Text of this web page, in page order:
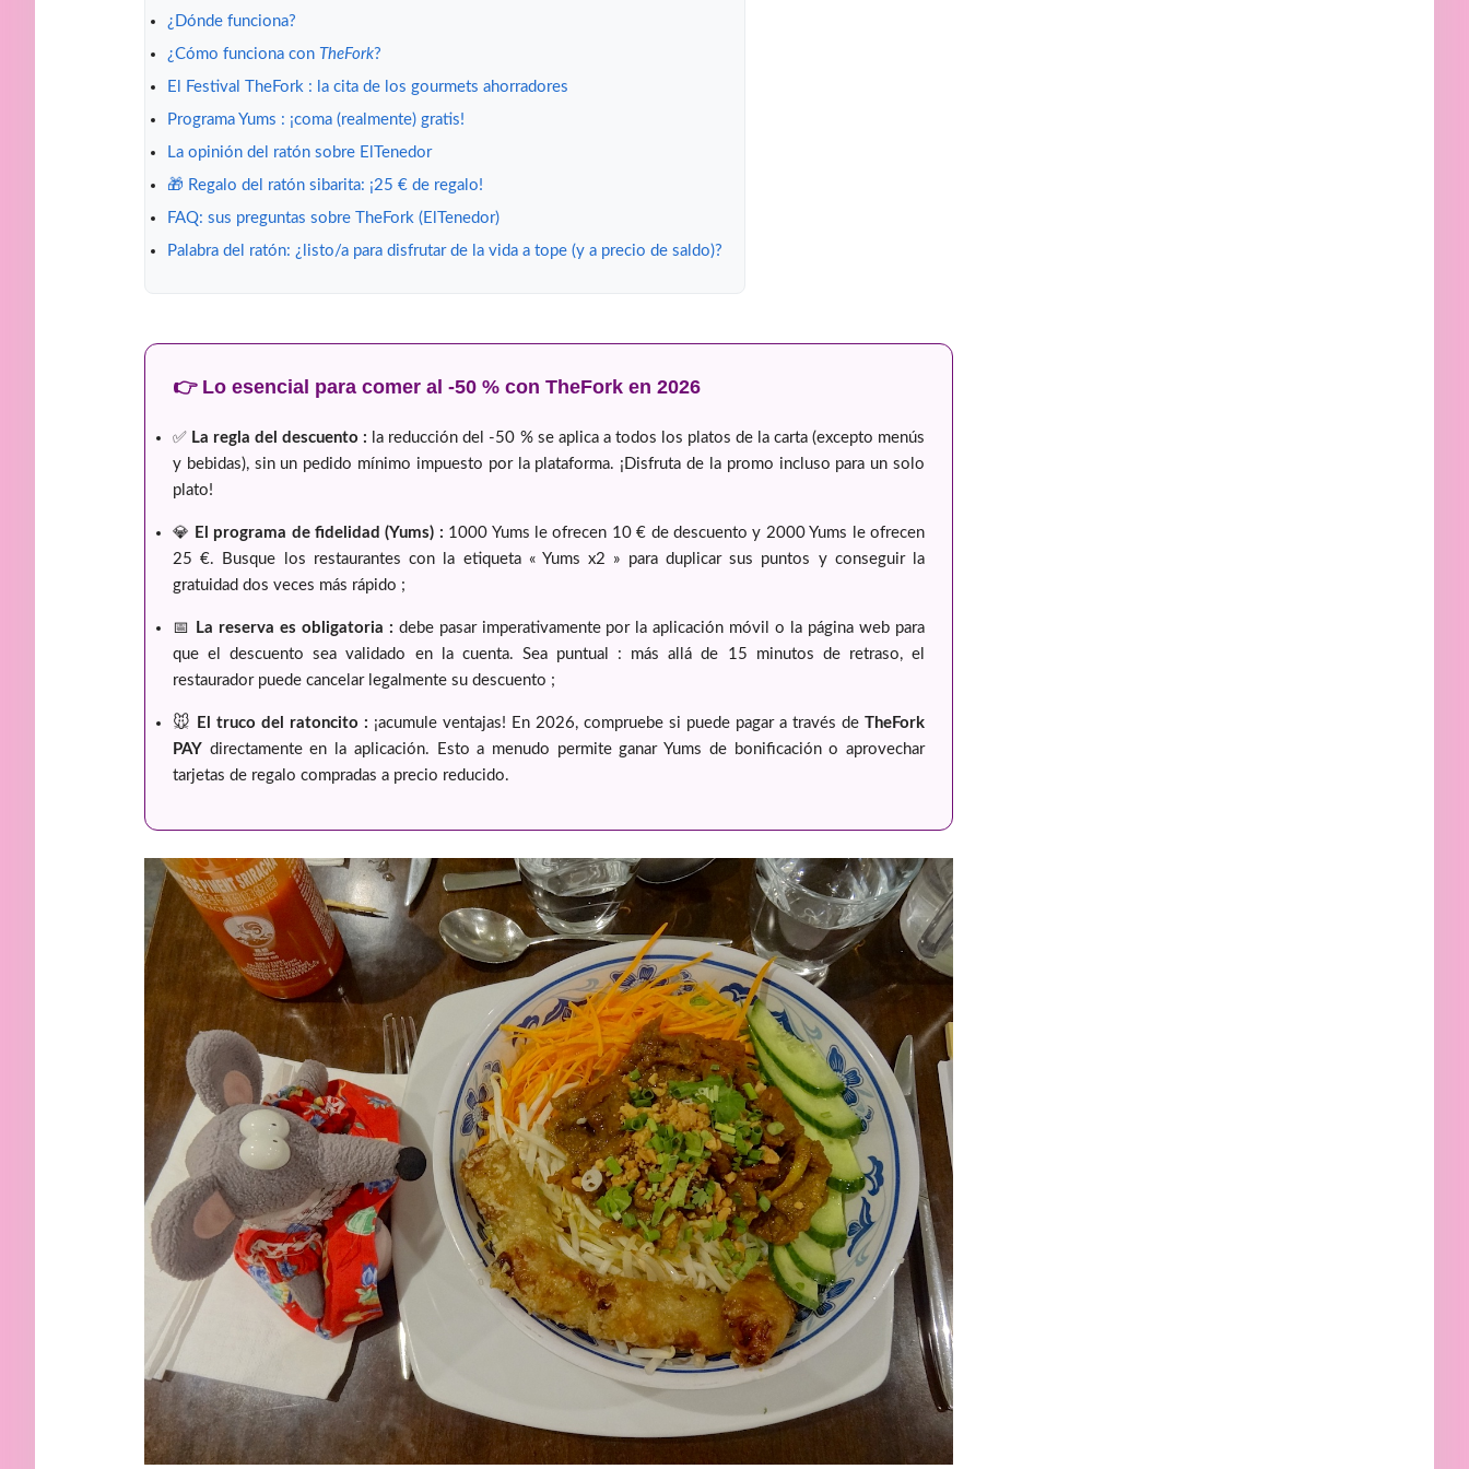
¿Dónde funciona?
¿Cómo funciona con TheFork?
El Festival TheFork : la cita de los gourmets ahorradores
Programa Yums : ¡coma (realmente) gratis!
La opinión del ratón sobre ElTenedor
🎁 Regalo del ratón sibarita: ¡25 € de regalo!
FAQ: sus preguntas sobre TheFork (ElTenedor)
Palabra del ratón: ¿listo/a para disfrutar de la vida a tope (y a precio de saldo)?
👉 Lo esencial para comer al -50 % con TheFork en 2026
✅ La regla del descuento : la reducción del -50 % se aplica a todos los platos de la carta (excepto menús
y bebidas), sin un pedido mínimo impuesto por la plataforma. ¡Disfruta de la promo incluso para un solo
plato!
💎 El programa de fidelidad (Yums) : 1000 Yums le ofrecen 10 € de descuento y 2000 Yums le ofrecen
25 €. Busque los restaurantes con la etiqueta « Yums x2 » para duplicar sus puntos y conseguir la
gratuidad dos veces más rápido ;
📅 La reserva es obligatoria : debe pasar imperativamente por la aplicación móvil o la página web para
que el descuento sea validado en la cuenta. Sea puntual : más allá de 15 minutos de retraso, el
restaurador puede cancelar legalmente su descuento ;
🐭 El truco del ratoncito : ¡acumule ventajas! En 2026, compruebe si puede pagar a través de TheFork
PAY directamente en la aplicación. Esto a menudo permite ganar Yums de bonificación o aprovechar
tarjetas de regalo compradas a precio reducido.